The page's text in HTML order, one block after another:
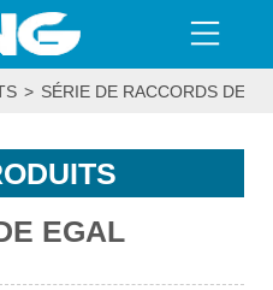
> SÉRIE DE RACCORDS DE
EGAL